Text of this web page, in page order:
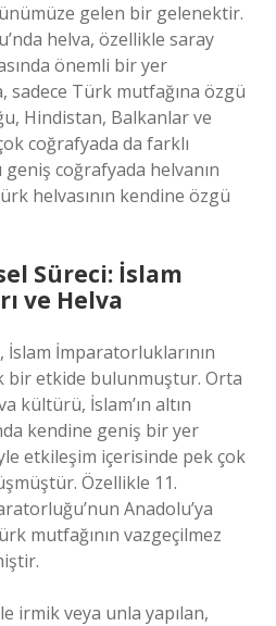
gelen bir gelenektir.
helva, özellikle saray
önemli bir yer
sadece Türk mutfağına özgü
Hindistan, Balkanlar ve
coğrafyada da farklı
coğrafyada helvanın
helvasının kendine özgü
Süreci: İslam
ve Helva
İslam İmparatorluklarının
bir etkide bulunmuştur. Orta
kültürü, İslam’ın altın
kendine geniş bir yer
etkileşim içerisinde pek çok
Özellikle 11.
Anadolu’ya
mutfağının vazgeçilmez
irmik veya unla yapılan,